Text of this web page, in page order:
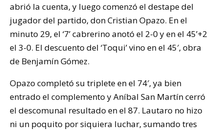
abrió la cuenta, y luego comenzó el destape del
jugador del partido, don Cristian Opazo. En el
minuto 29, el ‘7’ cabrerino anotó el 2-0 y en el 45’+2
el 3-0. El descuento del ‘Toqui’ vino en el 45′, obra
de Benjamín Gómez.
Opazo completó su triplete en el 74′, ya bien
entrado el complemento y Aníbal San Martín cerró
el descomunal resultado en el 87. Lautaro no hizo
ni un poquito por siquiera luchar, sumando tres